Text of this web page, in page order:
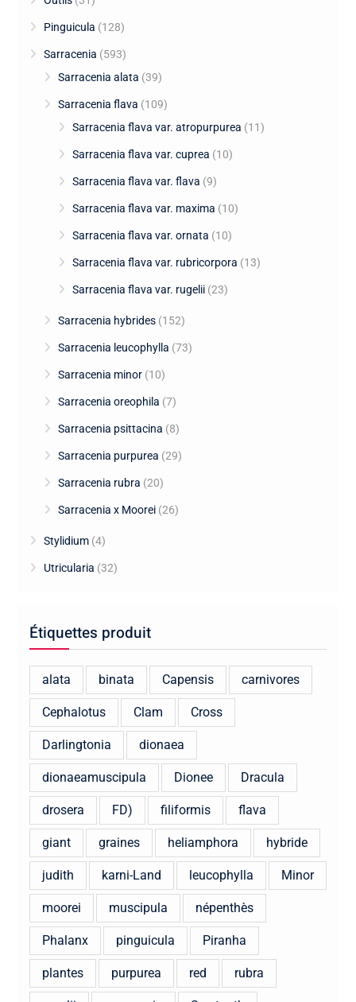
Pinguicula (128)
Sarracenia (593)
Sarracenia alata (39)
Sarracenia flava (109)
Sarracenia flava var. atropurpurea (11)
Sarracenia flava var. cuprea (10)
Sarracenia flava var. flava (9)
Sarracenia flava var. maxima (10)
Sarracenia flava var. ornata (10)
Sarracenia flava var. rubricorpora (13)
Sarracenia flava var. rugelii (23)
Sarracenia hybrides (152)
Sarracenia leucophylla (73)
Sarracenia minor (10)
Sarracenia oreophila (7)
Sarracenia psittacina (8)
Sarracenia purpurea (29)
Sarracenia rubra (20)
Sarracenia x Moorei (26)
Stylidium (4)
Utricularia (32)
Étiquettes produit
alata binata Capensis carnivores
Cephalotus Clam Cross
Darlingtonia dionaea
dionaeamuscipula Dionee Dracula
drosera FD) filiformis flava
giant graines heliamphora hybride
judith karni-Land leucophylla Minor
moorei muscipula népenthès
Phalanx pinguicula Piranha
plantes purpurea red rubra